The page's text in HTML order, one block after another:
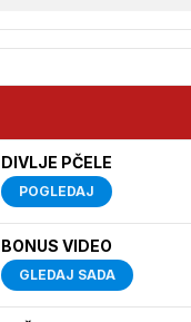
DIVLJE PČELE
POGLEDAJ
BONUS VIDEO
GLEDAJ SADA